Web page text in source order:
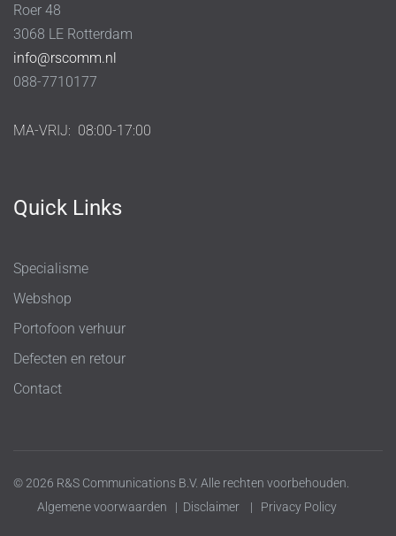
Roer 48
3068 LE Rotterdam
info@rscomm.nl
088-7710177
MA-VRIJ: 08:00-17:00
Quick Links
Specialisme
Webshop
Portofoon verhuur
Defecten en retour
Contact
© 2026 R&S Communications B.V. Alle rechten voorbehouden.
Algemene voorwaarden | Disclaimer | Privacy Policy